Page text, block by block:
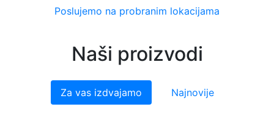
Poslujemo na probranim lokacijama
Naši proizvodi
Za vas izdvajamo Najnovije